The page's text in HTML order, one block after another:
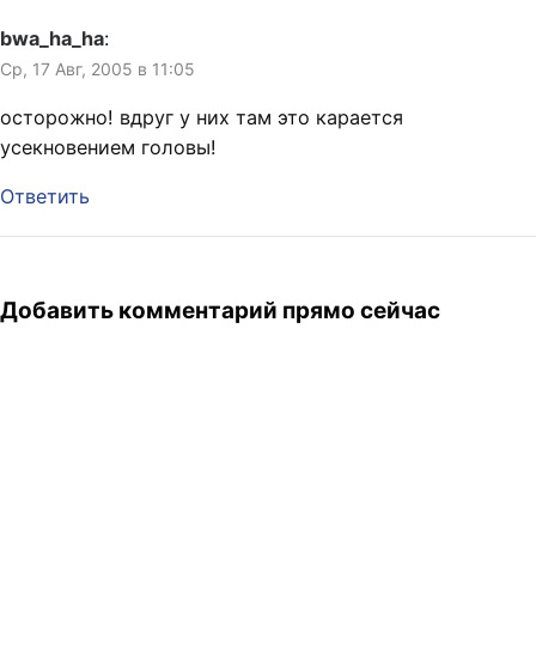
bwa_ha_ha:
Ср, 17 Авг, 2005 в 11:05
осторожно! вдруг у них там это карается
усекновением головы!
Ответить
Добавить комментарий прямо сейчас